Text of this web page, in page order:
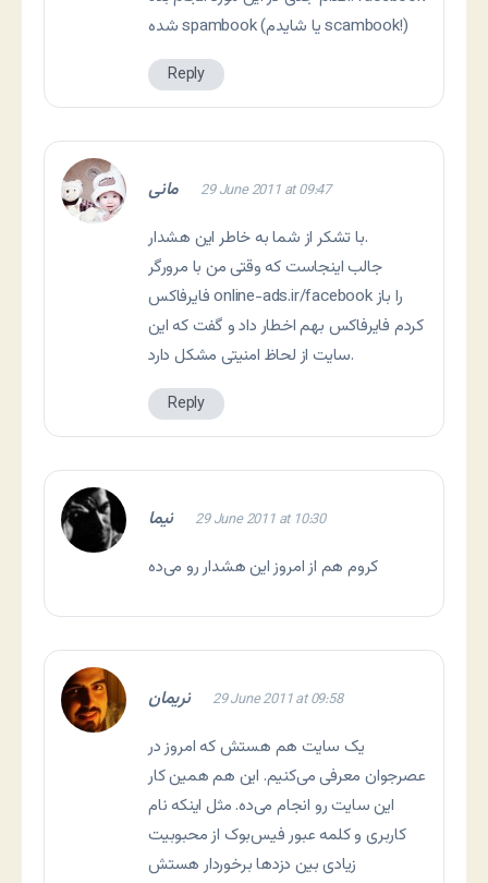
شده spambook (یا شایدم scambook!)
Reply
مانی 29 June 2011 at 09:47
با تشکر از شما به خاطر این هشدار.
جالب اینجاست که وقتی من با مرورگر
فایرفاکس online-ads.ir/facebook را باز
کردم فایرفاکس بهم اخطار داد و گفت که این
سایت از لحاظ امنیتی مشکل دارد.
Reply
نیما 29 June 2011 at 10:30
کروم هم از امروز این هشدار رو می‌ده
نریمان 29 June 2011 at 09:58
یک سایت هم هستش که امروز در
عصرجوان معرفی می‌کنیم. این هم همین کار
این سایت رو انجام می‌ده. مثل اینکه نام
کاربری و کلمه عبور فیس‌بوک از محبوبیت
زیادی بین دزدها برخوردار هستش